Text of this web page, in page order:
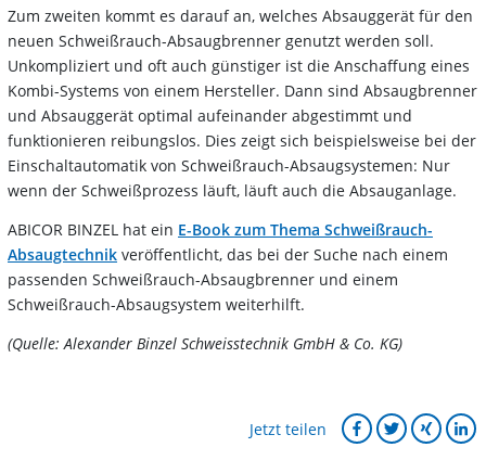
Zum zweiten kommt es darauf an, welches Absauggerät für den
neuen Schweißrauch-Absaugbrenner genutzt werden soll.
Unkompliziert und oft auch günstiger ist die Anschaffung eines
Kombi-Systems von einem Hersteller. Dann sind Absaugbrenner
und Absauggerät optimal aufeinander abgestimmt und
funktionieren reibungslos. Dies zeigt sich beispielsweise bei der
Einschaltautomatik von Schweißrauch-Absaugsystemen: Nur
wenn der Schweißprozess läuft, läuft auch die Absauganlage.
ABICOR BINZEL hat ein E-Book zum Thema Schweißrauch-
Absaugtechnik veröffentlicht, das bei der Suche nach einem
passenden Schweißrauch-Absaugbrenner und einem
Schweißrauch-Absaugsystem weiterhilft.
(Quelle: Alexander Binzel Schweisstechnik GmbH & Co. KG)
Jetzt teilen